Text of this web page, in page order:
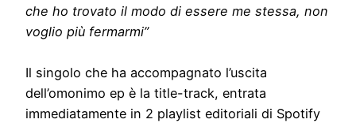
che ho trovato il modo di essere me stessa, non
voglio più fermarmi”
Il singolo che ha accompagnato l’uscita
dell’omonimo ep è la title-track, entrata
immediatamente in 2 playlist editoriali di Spotify